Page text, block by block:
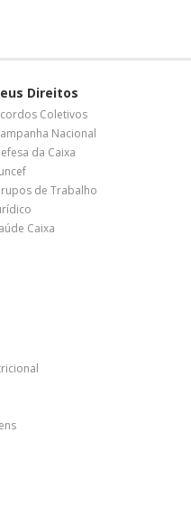
Direitos
Coletivos
Nacional
da Caixa
de Trabalho
Caixa